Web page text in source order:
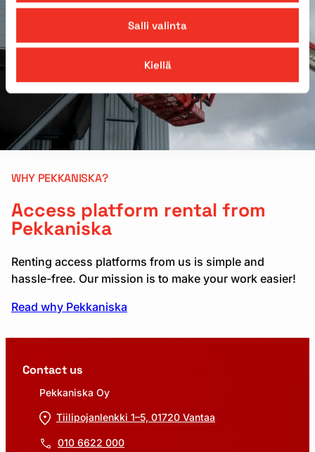
Salli valinta
Kiellä
WHY PEKKANISKA?
Access platform rental from
Pekkaniska
Renting access platforms from us is simple and
hassle-free. Our mission is to make your work easier!
Read why Pekkaniska
Contact us
Pekkaniska Oy
Tiilipojanlenkki 1–5, 01720 Vantaa
010 6622 000